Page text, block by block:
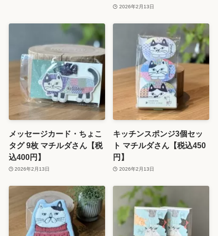
2026年2月13日
メッセージカード・ちょこ
タグ 9枚 マチルダさん【税
込400円】
2026年2月13日
キッチンスポンジ3個セッ
ト マチルダさん【税込450
円】
2026年2月13日